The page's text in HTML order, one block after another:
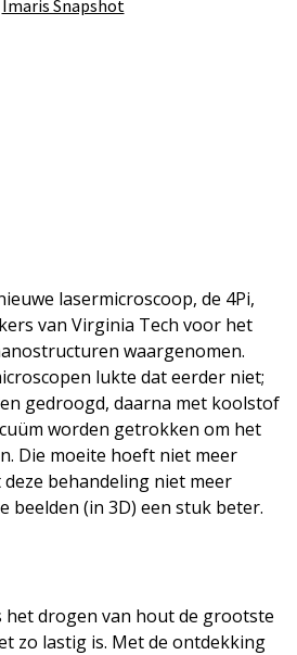
lasermicroscoop, de 4Pi,
van Virginia Tech voor het
waargenomen.
lukte dat eerder niet;
gedroogd, daarna met koolstof
worden getrokken om het
Die moeite hoeft niet meer
deze behandeling niet meer
beelden (in 3D) een stuk beter.
drogen van hout de grootste
zo lastig is. Met de ontdekking